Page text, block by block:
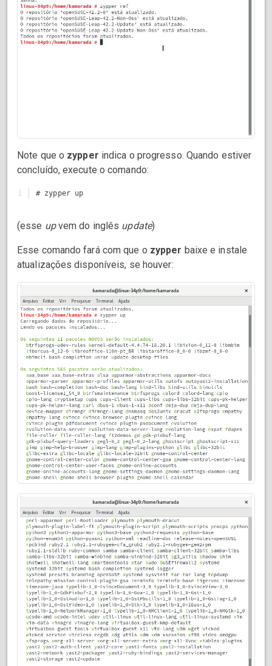
Note que o zypper indica o progresso. Quando estiver
concluído, execute o comando:
(esse upvem do inglês update)
Esse comando fará com que o zypper baixe e instale
atualizações disponíveis, se houver: